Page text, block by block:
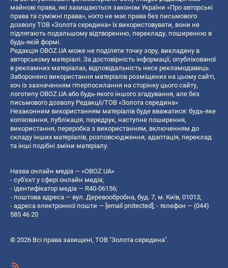
майнові права, які захищаються законом України «Про авторські
права та суміжні права», ніхто не має права без письмового
дозволу ТОВ «Золота середина» їх використовувати, вони не
підлягають подальшому відтворенню, перекладу, поширенню в
будь-якій формі.
Редакція OBOZ.UA може не поділяти точку зору, викладену в
авторському матеріалі. За достовірність інформації, опублікованої
в рекламних матеріалах, відповідальність несе рекламодавець.
Заборонено використання матеріалів розміщених на цьому сайті,
хоч із зазначенням гіперпосилання на сторінку цього сайту,
логотипу OBOZ.UA або будь-якого іншого згадування, але без
письмового дозволу Редакції/ТОВ «Золота середина»
Незаконним використанням матеріалів буде вважатися: будь-яке
копiювання, публiкацiя, передрук, наступне поширення,
використання, переробка з використанням, включенням до
складу інших матеріалів, розповсюдження, адаптація, переклад
та інші подібні зміни матеріалу.
Назва онлайн медіа — «OBOZ.UA»
- суб'єкт у сфері онлайн медіа;
- ідентифікатор медіа — R40-06156;
- поштова адреса — вул. Деревообробна, буд. 7, м. Київ, 01013;
- адреса електронної пошти — [email protected] ; - телефон — (044)
585 46 20
© 2026 Всі права захищені, ТОВ "Золота середина".